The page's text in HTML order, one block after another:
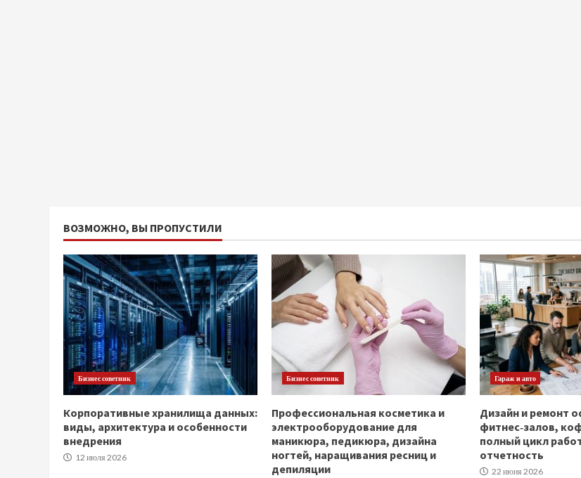
ВОЗМОЖНО, ВЫ ПРОПУСТИЛИ
Бизнес советник
Корпоративные хранилища данных:
виды, архитектура и особенности
внедрения
12 июля 2026
Бизнес советник
Профессиональная косметика и
электрооборудование для
маникюра, педикюра, дизайна
ногтей, наращивания ресниц и
депиляции
Гараж и авто
Дизайн и ремонт
фитнес‑залов,
полный цикл
отчетность
22 июня 2026